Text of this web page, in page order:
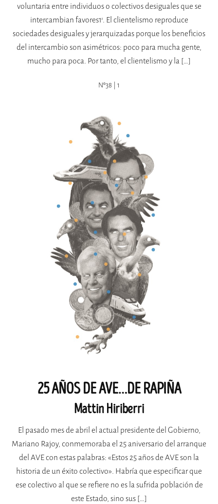
voluntaria entre individuos o colectivos desiguales que se
intercambian favores1’. El clientelismo reproduce
sociedades desiguales y jerarquizadas porque los beneficios
del intercambio son asimétricos: poco para mucha gente,
mucho para poca. Por tanto, el clientelismo y la […]
Nº38 | 1
25 AÑOS DE AVE…DE RAPIÑA
Mattin Hiriberri
El pasado mes de abril el actual presidente del Gobierno,
Mariano Rajoy, conmemoraba el 25 aniversario del arranque
del AVE con estas palabras: «Estos 25 años de AVE son la
historia de un éxito colectivo». Habría que especificar que
ese colectivo al que se refiere no es la sufrida población de
este Estado, sino sus […]